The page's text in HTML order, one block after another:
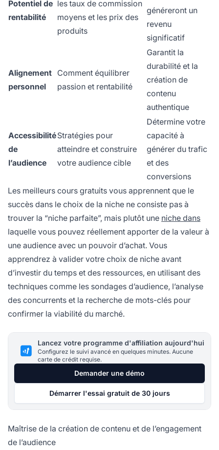
Potentiel de
rentabilité
les taux de commission
moyens et les prix des
produits
généreront un
revenu
significatif
Alignement
personnel
Comment équilibrer
passion et rentabilité
Garantit la
durabilité et la
création de
contenu
authentique
Accessibilité
de
l’audience
Stratégies pour
atteindre et construire
votre audience cible
Détermine votre
capacité à
générer du trafic
et des
conversions
Les meilleurs cours gratuits vous apprennent que le
succès dans le choix de la niche ne consiste pas à
trouver la “niche parfaite”, mais plutôt une niche dans
laquelle vous pouvez réellement apporter de la valeur à
une audience avec un pouvoir d’achat. Vous
apprendrez à valider votre choix de niche avant
d’investir du temps et des ressources, en utilisant des
techniques comme les sondages d’audience, l’analyse
des concurrents et la recherche de mots-clés pour
confirmer la viabilité du marché.
Lancez votre programme d'affiliation aujourd'hui
Configurez le suivi avancé en quelques minutes. Aucune
carte de crédit requise.
Demander une démo
Démarrer l'essai gratuit de 30 jours
Maîtrise de la création de contenu et de l’engagement
de l’audience